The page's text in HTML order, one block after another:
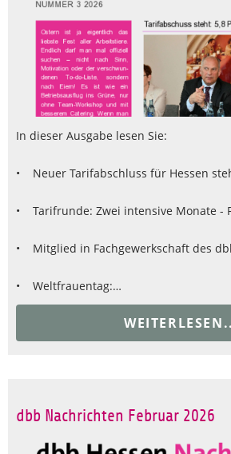
In dieser Ausgabe lesen Sie:
• Neuer Tarifabschluss für Hessen
• Tarifrunde: Zwei intensive Monate -
• Mitglied in Fachgewerkschaft des
• Weltfrauentag:…
WEITERLESEN..
dbb Nachrichten Februar 2026